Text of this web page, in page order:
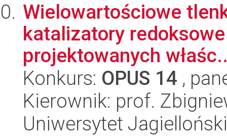
Wielowartościowe
katalizatory
projektowanych
Konkurs: OPUS 14 ,
Kierownik: prof.
Uniwersytet